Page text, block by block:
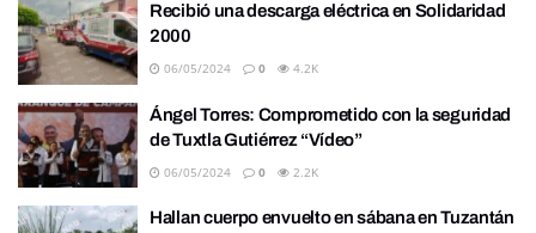
Recibió una descarga eléctrica en Solidaridad
2000
06/05/2024 0 4.2K
Ángel Torres: Comprometido con la seguridad
de Tuxtla Gutiérrez “Vídeo”
06/05/2024 0 2.2K
Hallan cuerpo envuelto en sábana en Tuzantán